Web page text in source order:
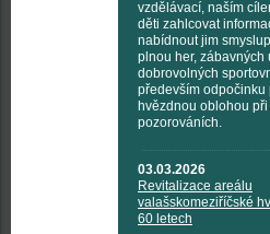
vzdělávací, naším
děti zahlcovat
nabídnout jim
plnou her, zábavných
dobrovolných
především odpočinku
hvězdnou oblohou
pozorováních.
03.03.2026
Revitalizace areálu
valašskomeziříčské
60 letech